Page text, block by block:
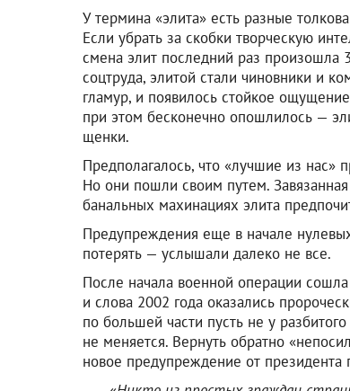
У термина «элита» есть разные
Если убрать за скобки творческую
смена элит последний раз произошла
соцтруда, элитой стали чиновники и
гламур, и появилось стойкое
при этом бесконечно опошлилось —
щенки.
Предполагалось, что «лучшие из нас»
Но они пошли своим путем.
банальных махинациях элита
Предупреждения еще в начале
потерять — услышали далеко не все.
После начала военной операции
и слова 2002 года оказались
по большей части пусть не у
не меняется. Вернуть обратно
новое предупреждение от президента